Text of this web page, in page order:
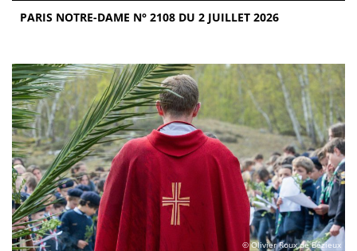
PARIS NOTRE-DAME N° 2108 DU 2 JUILLET 2026
© Olivier Roux de Bézieux